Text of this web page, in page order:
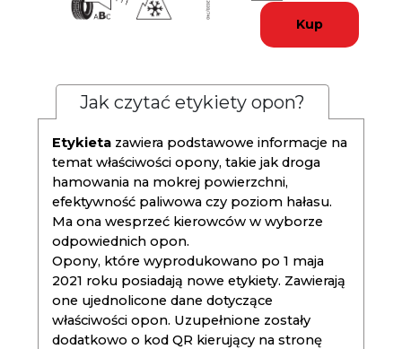
Kup
Jak czytać etykiety opon?
Etykieta zawiera podstawowe informacje na
temat właściwości opony, takie jak droga
hamowania na mokrej powierzchni,
efektywność paliwowa czy poziom hałasu.
Ma ona wesprzeć kierowców w wyborze
odpowiednich opon.
Opony, które wyprodukowano po 1 maja
2021 roku posiadają nowe etykiety. Zawierają
one ujednolicone dane dotyczące
właściwości opon. Uzupełnione zostały
dodatkowo o kod QR kierujący na stronę